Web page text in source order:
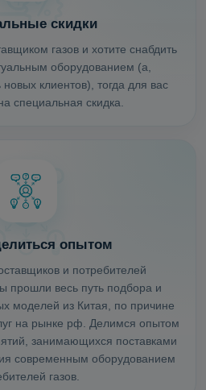
скидки
газов и хотите снабдить
оборудованием (а,
клиентов), тогда для вас
специальная скидка.
опытом
и потребителей
прошли весь путь подбора и
моделей из Китая, по причине
на рынке рф. Делимся опытом
занимающихся поставками
современным оборудованием
газов.